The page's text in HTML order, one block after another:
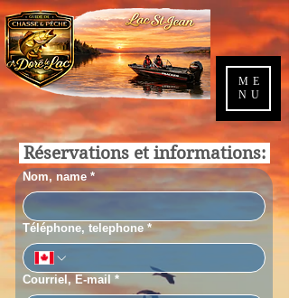
ME
NU
Réservations et informations:
Nom, name *
Téléphone, telephone *
Courriel, E‑mail *